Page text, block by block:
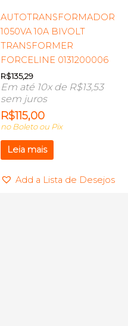
AUTOTRANSFORMADOR
1050VA 10A BIVOLT
TRANSFORMER
FORCELINE 0131200006
R$135,29
Em até 10x de R$13,53
sem juros
R$115,00
no Boleto ou Pix
Leia mais
Add a Lista de Desejos